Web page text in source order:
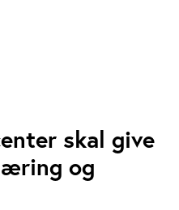
skal give
og